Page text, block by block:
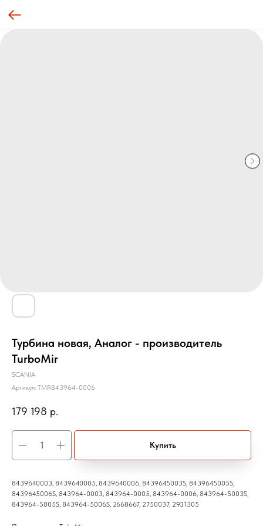
Турбина новая, Аналог - производитель
TurboMir
SCANIA
Артикул: TMR843964-0006
179 198 р.
Купить
8439640003, 8439640005, 8439640006, 8439645003S, 8439645005S,
8439645006S, 843964-0003, 843964-0005, 843964-0006, 843964-5003S,
843964-5005S, 843964-5006S, 2668667, 2750037, 2931305